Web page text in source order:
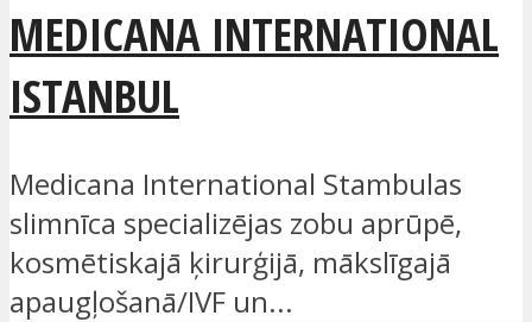
MEDICANA INTERNATIONAL
ISTANBUL
Medicana International Stambulas
slimnīca specializējas zobu aprūpē,
kosmētiskajā ķirurģijā, mākslīgajā
apaugļošanā/IVF un...